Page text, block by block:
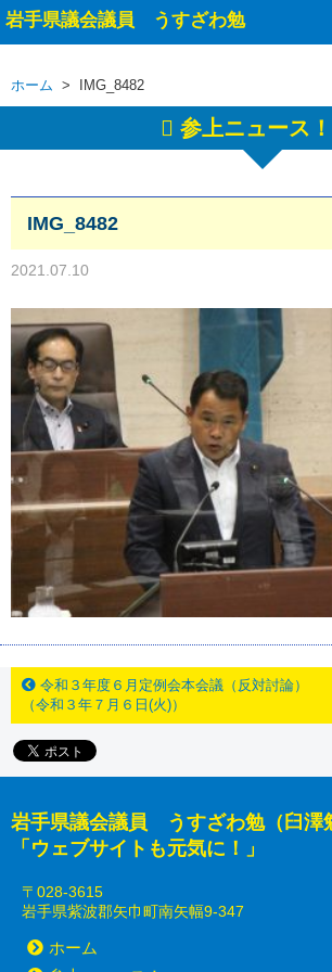
岩手県議会議員 うすざわ勉
ホーム > IMG_8482
参上ニュース！
IMG_8482
2021.07.10
令和３年度６月定例会本会議（反対討論）
（令和３年７月６日(火)）
岩手県議会議員 うすざわ勉（臼澤
「ウェブサイトも元気に！」
〒028-3615
岩手県紫波郡矢巾町南矢幅9-347
ホーム